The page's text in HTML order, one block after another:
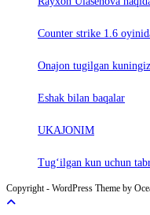
Counter strike 1.6
Onajon tugilgan
Eshak bilan baqalar
UKAJONIM
Tug‘ilgan kun uchun
Copyright - WordPress Theme by